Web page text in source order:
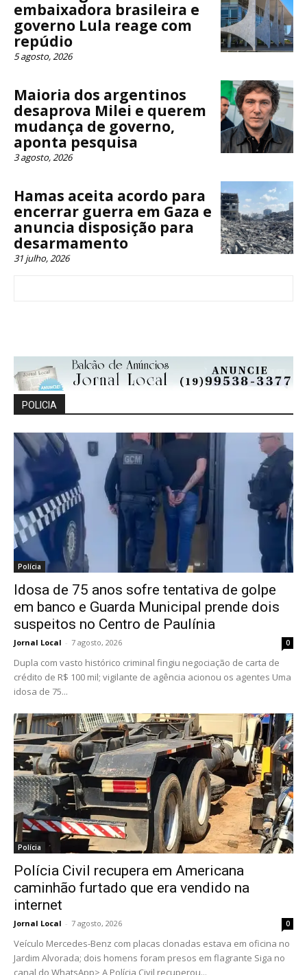
embaixadora brasileira e
governo Lula reage com
repúdio
5 agosto, 2026
Maioria dos argentinos
desaprova Milei e querem
mudança de governo,
aponta pesquisa
3 agosto, 2026
Hamas aceita acordo para
encerrar guerra em Gaza e
anuncia disposição para
desarmamento
31 julho, 2026
POLICIA
Polícia
Idosa de 75 anos sofre tentativa de golpe
em banco e Guarda Municipal prende dois
suspeitos no Centro de Paulínia
Jornal Local - 7 agosto, 2026 0
Dupla com vasto histórico criminal fingiu negociação de carta de
crédito de R$ 100 mil; vigilante de agência acionou os agentes Uma
idosa de 75...
Polícia
Polícia Civil recupera em Americana
caminhão furtado que era vendido na
internet
Jornal Local - 7 agosto, 2026 0
Veículo Mercedes-Benz com placas clonadas estava em oficina no
Jardim Alvorada; dois homens foram presos em flagrante Siga no
canal do WhatsApp> A Polícia Civil recuperou...